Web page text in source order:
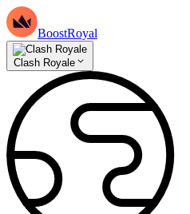
BoostRoyal
Clash Royale